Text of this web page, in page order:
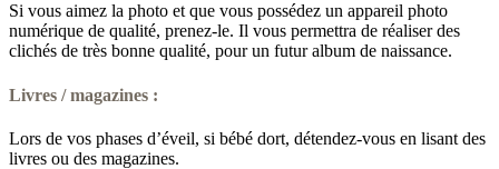
Si vous aimez la photo et que vous possédez un appareil photo
numérique de qualité, prenez-le. Il vous permettra de réaliser des
clichés de très bonne qualité, pour un futur album de naissance.
Livres / magazines :
Lors de vos phases d’éveil, si bébé dort, détendez-vous en lisant des
livres ou des magazines.